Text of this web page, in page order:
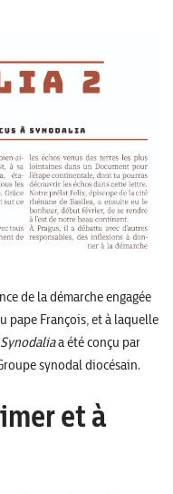
de la démarche engagée
pape François, et à laquelle
Synodaliaa été conçu par
synodal diocésain.
et à